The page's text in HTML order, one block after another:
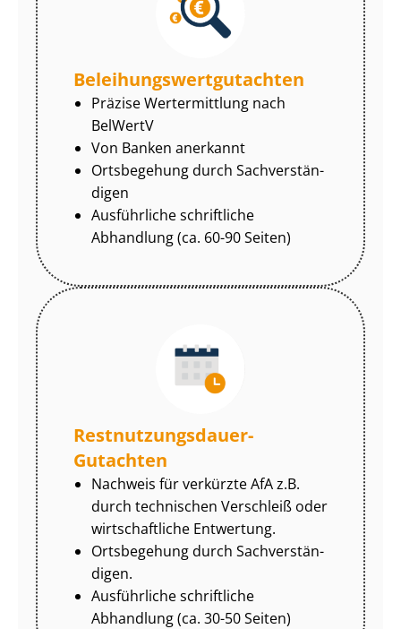
Be­lei­hungs­wert­gut­ach­ten
Präzise Wertermittlung nach
BelWertV
Von Banken anerkannt
Ortsbegehung durch Sach­ver­stän­
di­gen
Ausführliche schriftliche
Abhandlung (ca. 60-90 Seiten)
Rest­nut­zungs­dau­er-
Gutachten
Nachweis für verkürzte AfA z.B.
durch technischen Verschleiß oder
wirtschaftliche Entwertung.
Ortsbegehung durch Sach­ver­stän­
di­gen.
Ausführliche schriftliche
Abhandlung (ca. 30-50 Seiten)